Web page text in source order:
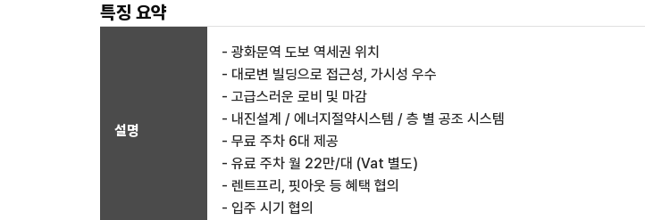
특징 요약
설명
- 광화문역 도보 역세권 위치
- 대로변 빌딩으로 접근성, 가시성 우수
- 고급스러운 로비 및 마감
- 내진설계 / 에너지절약시스템 / 층 별 공조 시스템
- 무료 주차 6대 제공
- 유료 주차 월 22만/대 (Vat 별도)
- 렌트프리, 핏아웃 등 혜택 협의
- 입주 시기 협의